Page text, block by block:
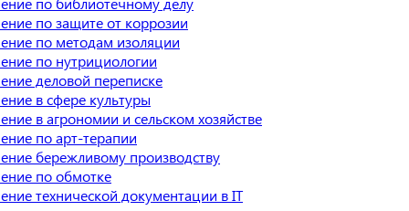
по защите от коррозии
по методам изоляции
по нутрициологии
деловой переписке
в сфере культуры
в агрономии и сельском хозяйстве
по арт-терапии
бережливому производству
по обмотке
технической документации в IT